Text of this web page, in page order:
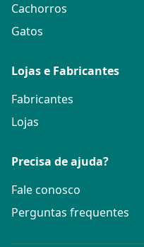
Cachorros
Gatos
Lojas e Fabricantes
Fabricantes
Lojas
Precisa de ajuda?
Fale conosco
Perguntas frequentes